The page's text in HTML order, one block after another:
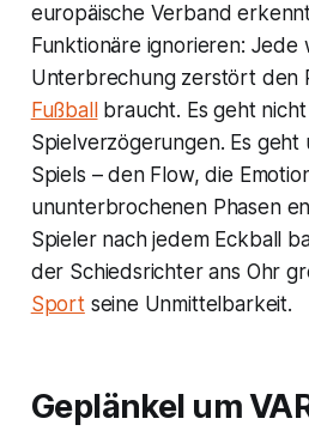
europäische Verband
Funktionäre ignorieren: Jede
Unterbrechung zerstört den
Fußball
braucht. Es geht
Spielverzögerungen. Es geht
Spiels – den Flow, die
ununterbrochenen Phasen
Spieler nach jedem Eckball
der Schiedsrichter ans Ohr
Sportseine Unmittelbarkeit.
Geplänkel um